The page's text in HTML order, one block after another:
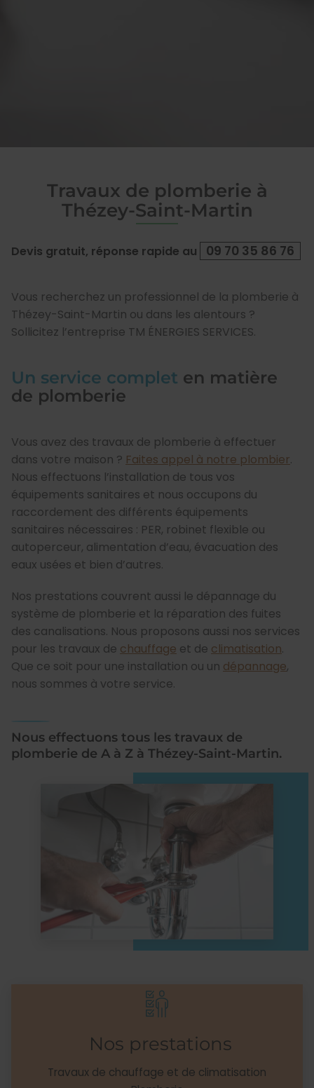
Travaux de plomberie à
Thézey-Saint-Martin
Devis gratuit, réponse rapide au 09 70 35 86 76
Vous recherchez un professionnel de la plomberie à
Thézey-Saint-Martin ou dans les alentours ?
Sollicitez l’entreprise TM ÉNERGIES SERVICES.
Un service complet en matière
de plomberie
Vous avez des travaux de plomberie à effectuer
dans votre maison ? Faites appel à notre plombier.
Nous effectuons l’installation de tous vos
équipements sanitaires et nous occupons du
raccordement des différents équipements
sanitaires nécessaires : PER, robinet flexible ou
autoperceur, alimentation d’eau, évacuation des
eaux usées et bien d’autres.
Nos prestations couvrent aussi le dépannage du
système de plomberie et la réparation des fuites
des canalisations. Nous proposons aussi nos services
pour les travaux de chauffage et de climatisation.
Que ce soit pour une installation ou un dépannage,
nous sommes à votre service.
Nous effectuons tous les travaux de
plomberie de A à Z à Thézey-Saint-Martin.
Nos prestations
Travaux de chauffage et de climatisation